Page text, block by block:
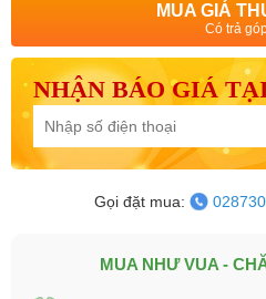
MUA GIÁ
Có trả
NHẬN BÁO GIÁ
Gọi đặt mua:
MUA NHƯ VUA -